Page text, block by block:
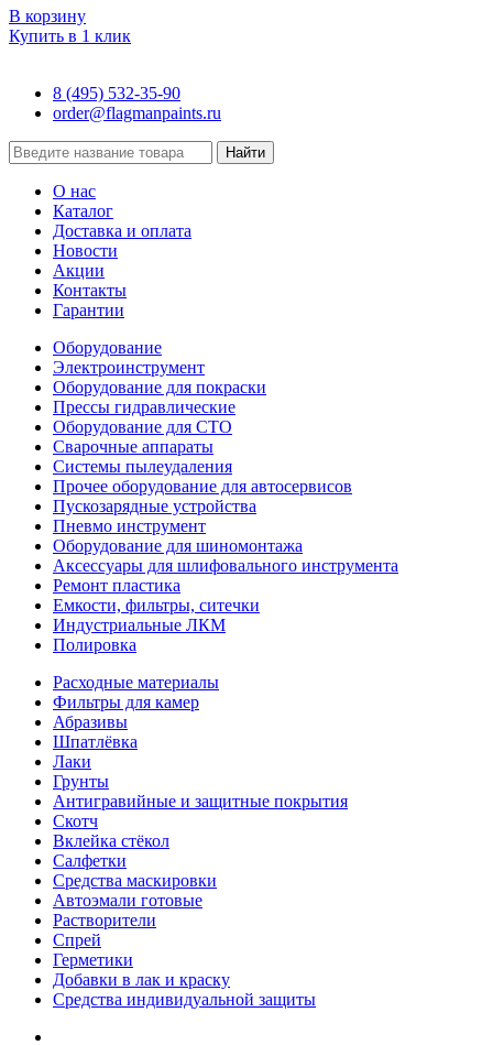
В корзину
Купить в 1 клик
8 (495) 532-35-90
order@flagmanpaints.ru
Найти
О нас
Каталог
Доставка и оплата
Новости
Акции
Контакты
Гарантии
Оборудование
Электроинструмент
Оборудование для покраски
Прессы гидравлические
Оборудование для СТО
Сварочные аппараты
Системы пылеудаления
Прочее оборудование для автосервисов
Пускозарядные устройства
Пневмо инструмент
Оборудование для шиномонтажа
Аксессуары для шлифовального инструмента
Ремонт пластика
Емкости, фильтры, ситечки
Индустриальные ЛКМ
Полировка
Расходные материалы
Фильтры для камер
Абразивы
Шпатлёвка
Лаки
Грунты
Антигравийные и защитные покрытия
Скотч
Вклейка стёкол
Салфетки
Средства маскировки
Автоэмали готовые
Растворители
Спрей
Герметики
Добавки в лак и краску
Средства индивидуальной защиты